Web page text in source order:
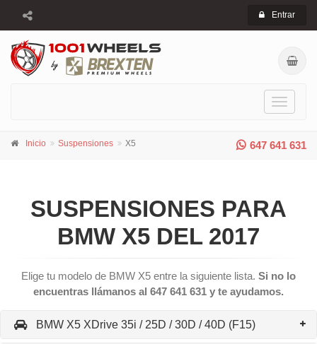
Entrar
Toggle
647 641 631
Inicio Suspensiones X5
SUSPENSIONES PARA
BMW X5 DEL 2017
Elige tu modelo de BMW X5 entre la siguiente lista. Si no lo
encuentras llámanos al 647 641 631 y te ayudamos.
BMW X5 XDrive 35i / 25D / 30D / 40D (F15)